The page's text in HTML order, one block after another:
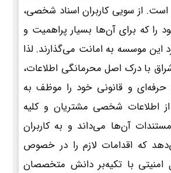
است. از سویی کاربران اسناد شخصی،
را که برای آن‌ها بسیار پراهمیت و
این موسسه به امانت می‌گذارند. لذا
با درک اصل محرمانگی اطلاعات،
حرفه‌ای و قانونی خود را موظف به
اطلاعات شخصی مشتریان و کلیه
آن‌ها می‌داند و به کاربران
که اقدامات لازم را در خصوص
امنیتی با تکیه‌بر دانش متخصصان